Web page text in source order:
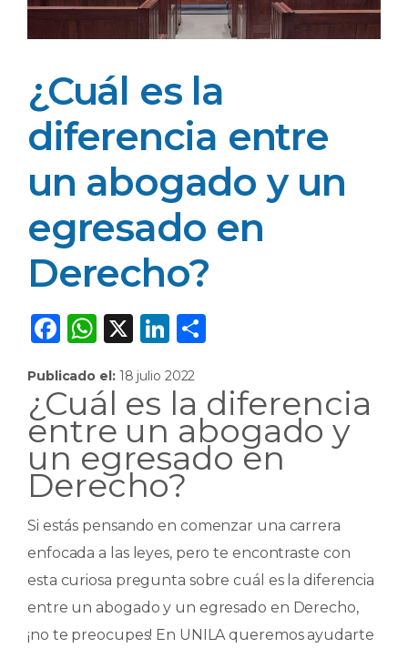
¿Cuál es la
diferencia entre
un abogado y un
egresado en
Derecho?
F
c
e
b
o
o
k
W
a
ts
A
p
p
X
Li
k
e
dI
n
m
p
ar
ti
Publicado el: 18 julio 2022
¿Cuál es la diferencia
entre un abogado y
un egresado en
Derecho?
Si estás pensando en comenzar una carrera
enfocada a las leyes, pero te encontraste con
esta curiosa pregunta sobre cuál es la diferencia
entre un abogado y un egresado en Derecho,
¡no te preocupes! En UNILA queremos ayudarte